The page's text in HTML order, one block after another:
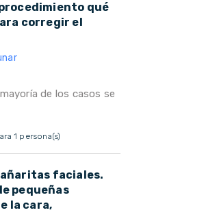
qué
corregir el
de los casos se
1 persona(s)
faciales.
pequeñas
la cara,